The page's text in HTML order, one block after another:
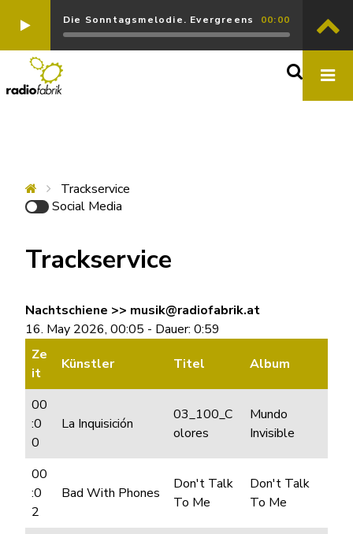
Die Sonntagsmelodie. Evergreens 00:00
Trackservice
Social Media
Trackservice
Nachtschiene >> musik@radiofabrik.at
16. May 2026, 00:05 - Dauer: 0:59
Ze
it
Künstler Titel Album
00
:0
0
La Inquisición
03_100_C
olores
Mundo
Invisible
00
:0
2
Bad With Phones
Don't Talk
To Me
Don't Talk
To Me